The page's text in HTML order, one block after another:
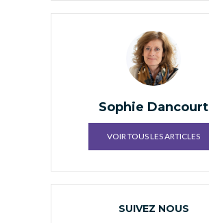
Sophie Dancourt
VOIR TOUS LES ARTICLES
SUIVEZ NOUS